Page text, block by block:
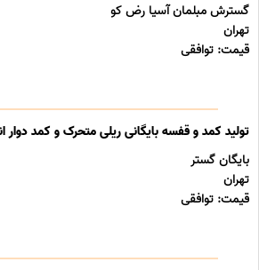
گسترش مبلمان آسیا رض کو
تهران
قیمت: توافقی
تولید کمد و قفسه بایگانی ریلی متحرک و کمد دوار
بایگان گستر
تهران
قیمت: توافقی